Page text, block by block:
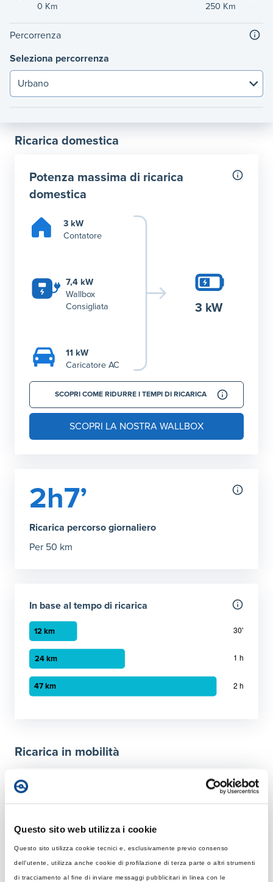
Questo sito web utilizza i cookie
Questo sito utilizza cookie tecnici e, esclusivamente previo consenso
dell’utente, utilizza anche cookie di profilazione di terza parte o altri strumenti
di tracciamento al fine di inviare messaggi pubblicitari in linea con le
0 Km 250 Km
Percorrenza
Seleziona percorrenza
Ricarica domestica
Potenza massima di ricarica
domestica
3 kW
Contatore
7,4 kW
Wallbox
Consigliata
11 kW
Caricatore AC
3 kW
SCOPRI COME RIDURRE I TEMPI DI RICARICA
SCOPRI LA NOSTRA WALLBOX
2h7’
Ricarica percorso giornaliero
Per 50 km
In base al tempo di ricarica
2 ora:47 km
Ricarica in mobilità
Per 50 km
Rapida
Tempo di ricarica con 22 kW
Ultraveloce